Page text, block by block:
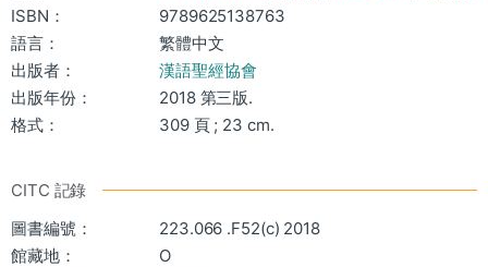
ISBN：
9789625138763
語言：
繁體中文
出版者：
漢語聖經協會
出版年份：
2018 第三版.
格式：
309 頁 ; 23 cm.
CITC 記錄
圖書編號：
223.066 .F52(c) 2018
館藏地：
O